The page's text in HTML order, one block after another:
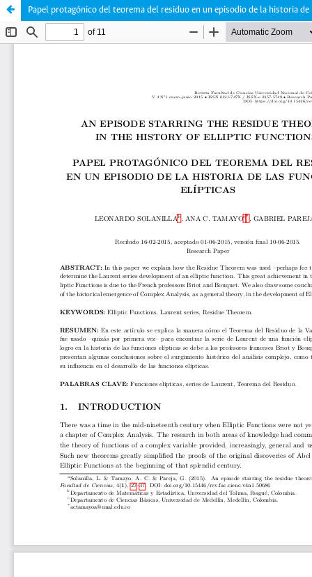
Papel protagónico del teorema del residuo en un episodio de la historia